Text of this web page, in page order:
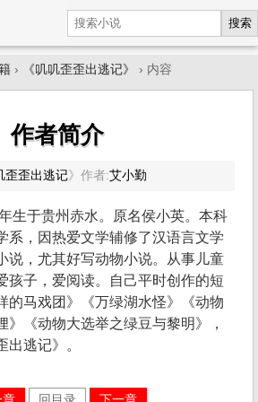
搜索
› 《叽叽歪歪出逃记》 › 内容
作者简介
歪歪出逃记》 作者:艾小勤
生于贵州赤水。原名侯小英。本科
系，因热爱文学辅修了汉语言文学
说，尤其好写动物小说。从事儿童
孩子，爱阅读。自己平时创作的短
的马戏团》《万绿湖水怪》《动物
》《动物大选举之绿豆与黎明》，
出逃记》。